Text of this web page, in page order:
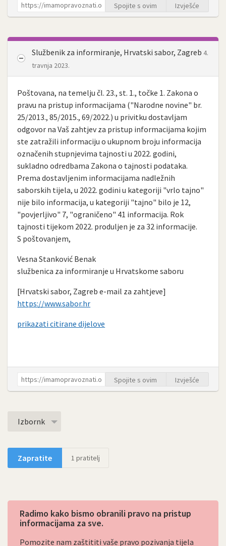
Spojite s ovim Izvješće
Službenik za informiranje, Hrvatski sabor, Zagreb 4.
travnja 2023.
Poštovana, na temelju čl. 23., st. 1., točke 1. Zakona o
pravu na pristup informacijama ("Narodne novine" br.
25/2013., 85/2015., 69/2022.) u privitku dostavljam
odgovor na Vaš zahtjev za pristup informacijama kojim
ste zatražili informaciju o ukupnom broju informacija
označenih stupnjevima tajnosti u 2022. godini,
sukladno odredbama Zakona o tajnosti podataka.
Prema dostavljenim informacijama nadležnih
saborskih tijela, u 2022. godini u kategoriji "vrlo tajno"
nije bilo informacija, u kategoriji "tajno" bilo je 12,
"povjerljivo" 7, "ograničeno" 41 informacija. Rok
tajnosti tijekom 2022. produljen je za 32 informacije.
S poštovanjem,
Vesna Stanković Benak
službenica za informiranje u Hrvatskome saboru
[Hrvatski sabor, Zagreb e-mail za zahtjeve]
https://www.sabor.hr
prikazati citirane dijelove
Spojite s ovim Izvješće
Izbornk
Zapratite 1 pratitelj
Radimo kako bismo obranili pravo na pristup
informacijama za sve.
Pomozite nam zaštititi vaše pravo pozivanja tijela